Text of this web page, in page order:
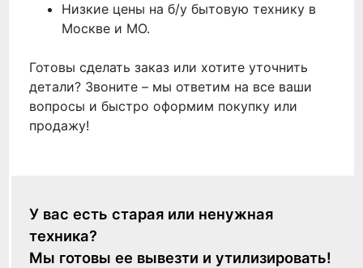
Низкие цены на б/у бытовую технику в
Москве и МО.
Готовы сделать заказ или хотите уточнить
детали? Звоните – мы ответим на все ваши
вопросы и быстро оформим покупку или
продажу!
У вас есть старая или ненужная
техника?
Мы готовы ее вывезти и утилизировать!